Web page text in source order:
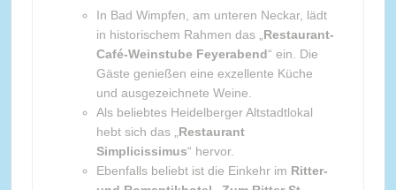
In Bad Wimpfen, am unteren Neckar, lädt
in historischem Rahmen das „ Restaurant-
Café-Weinstube Feyerabend“ ein. Die
Gäste genießen eine exzellente Küche
und ausgezeichnete Weine.
Als beliebtes Heidelberger Altstadtlokal
hebt sich das „ Restaurant
Simplicissimus“ hervor.
Ebenfalls beliebt ist die Einkehr im Ritter-